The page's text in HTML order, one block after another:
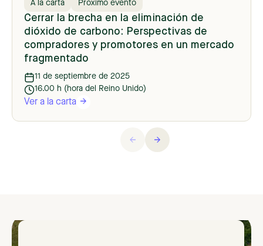
A la carta Próximo evento
Cerrar la brecha en la eliminación de
dióxido de carbono: Perspectivas de
compradores y promotores en un mercado
fragmentado
11 de septiembre de 2025
16.00 h (hora del Reino Unido)
Ver a la carta